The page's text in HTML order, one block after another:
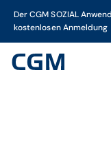
Der CGM SOZIAL
kostenlosen Anmeldung